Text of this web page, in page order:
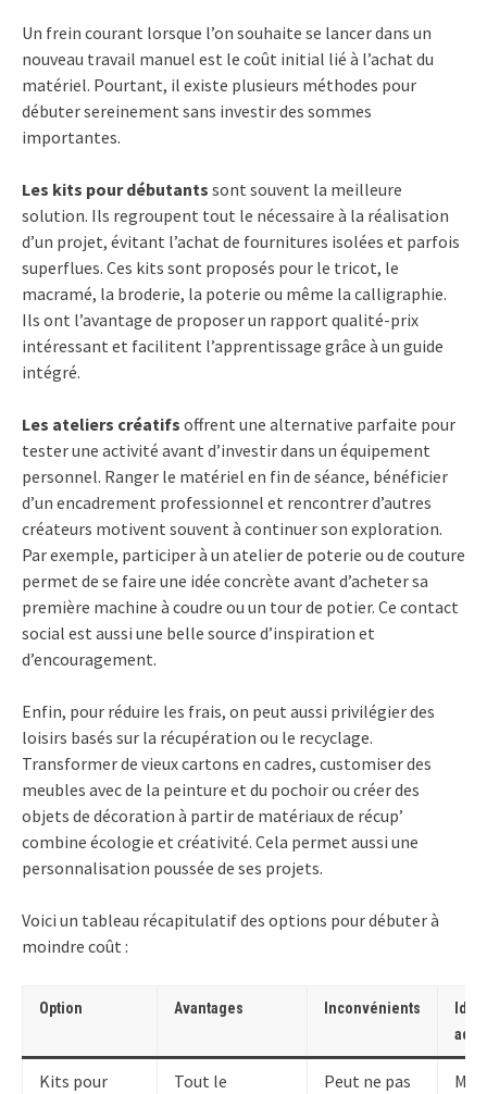
Un frein courant lorsque l’on souhaite se lancer dans un
nouveau travail manuel est le coût initial lié à l’achat du
matériel. Pourtant, il existe plusieurs méthodes pour
débuter sereinement sans investir des sommes
importantes.
Les kits pour débutants sont souvent la meilleure
solution. Ils regroupent tout le nécessaire à la réalisation
d’un projet, évitant l’achat de fournitures isolées et parfois
superflues. Ces kits sont proposés pour le tricot, le
macramé, la broderie, la poterie ou même la calligraphie.
Ils ont l’avantage de proposer un rapport qualité-prix
intéressant et facilitent l’apprentissage grâce à un guide
intégré.
Les ateliers créatifs offrent une alternative parfaite pour
tester une activité avant d’investir dans un équipement
personnel. Ranger le matériel en fin de séance, bénéficier
d’un encadrement professionnel et rencontrer d’autres
créateurs motivent souvent à continuer son exploration.
Par exemple, participer à un atelier de poterie ou de couture
permet de se faire une idée concrète avant d’acheter sa
première machine à coudre ou un tour de potier. Ce contact
social est aussi une belle source d’inspiration et
d’encouragement.
Enfin, pour réduire les frais, on peut aussi privilégier des
loisirs basés sur la récupération ou le recyclage.
Transformer de vieux cartons en cadres, customiser des
meubles avec de la peinture et du pochoir ou créer des
objets de décoration à partir de matériaux de récup’
combine écologie et créativité. Cela permet aussi une
personnalisation poussée de ses projets.
Voici un tableau récapitulatif des options pour débuter à
moindre coût :
Option Avantages Inconvénients
Kits pour
Tout le
Peut ne pas